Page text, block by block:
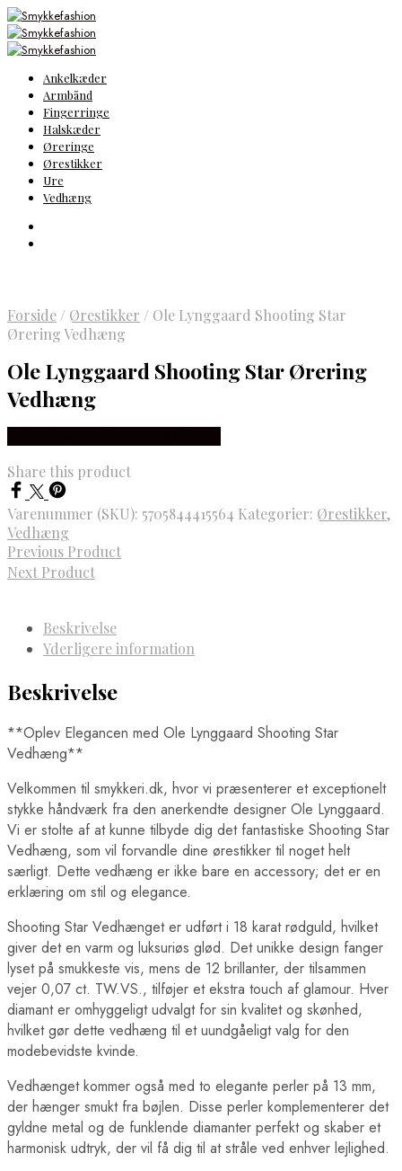
Ankelkæder
Armbånd
Fingerringe
Halskæder
Øreringe
Ørestikker
Ure
Vedhæng
Forside / Ørestikker / Ole Lynggaard Shooting Star
Ørering Vedhæng
Ole Lynggaard Shooting Star Ørering
Vedhæng
Share this product
Varenummer (SKU): 5705844415564 Kategorier: Ørestikker,
Vedhæng
Previous Product
Next Product
Beskrivelse
Yderligere information
Beskrivelse
**Oplev Elegancen med Ole Lynggaard Shooting Star
Vedhæng**
Velkommen til smykkeri.dk, hvor vi præsenterer et exceptionelt
stykke håndværk fra den anerkendte designer Ole Lynggaard.
Vi er stolte af at kunne tilbyde dig det fantastiske Shooting Star
Vedhæng, som vil forvandle dine ørestikker til noget helt
særligt. Dette vedhæng er ikke bare en accessory; det er en
erklæring om stil og elegance.
Shooting Star Vedhænget er udført i 18 karat rødguld, hvilket
giver det en varm og luksuriøs glød. Det unikke design fanger
lyset på smukkeste vis, mens de 12 brillanter, der tilsammen
vejer 0,07 ct. TW.VS., tilføjer et ekstra touch af glamour. Hver
diamant er omhyggeligt udvalgt for sin kvalitet og skønhed,
hvilket gør dette vedhæng til et uundgåeligt valg for den
modebevidste kvinde.
Vedhænget kommer også med to elegante perler på 13 mm,
der hænger smukt fra bøjlen. Disse perler komplementerer det
gyldne metal og de funklende diamanter perfekt og skaber et
harmonisk udtryk, der vil få dig til at stråle ved enhver lejlighed.